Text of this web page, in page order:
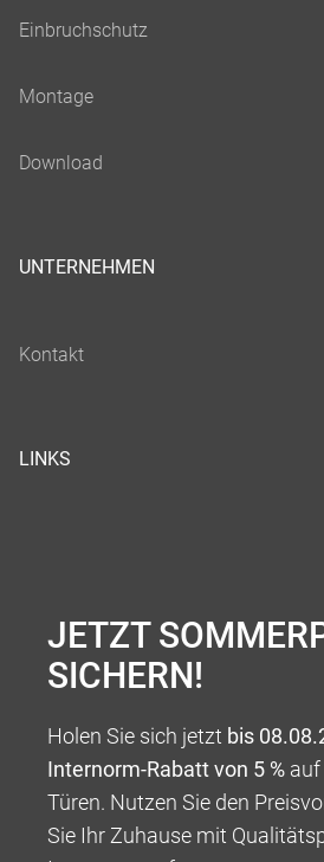
UNTERNEHMEN
LINKS
JETZT
SICHERN!
Holen Sie sich jetzt bis
Internorm-Rabatt von 5 % auf
Türen. Nutzen Sie den
Sie Ihr Zuhause mit